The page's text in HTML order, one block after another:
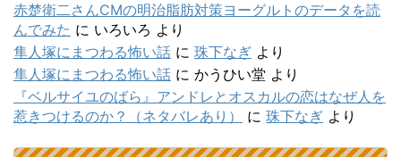
赤楚衛二さんCMの明治脂肪対策ヨーグルトのデータを読
んでみた に いろいろ より
隼人塚にまつわる怖い話 に 珠下なぎ より
隼人塚にまつわる怖い話 に かうひい堂 より
『ベルサイユのばら』アンドレとオスカルの恋はなぜ人を
惹きつけるのか？（ネタバレあり）
に 珠下なぎ より